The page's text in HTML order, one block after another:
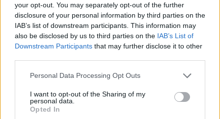
your opt-out. You may separately opt-out of the further
disclosure of your personal information by third parties on the
IAB’s list of downstream participants. This information may
also be disclosed by us to third parties on the IAB’s List of
Downstream Participants that may further disclose it to other
Please note that this website/app uses one or more Google
not limited to your visit or usage behaviour. You may click to
grant or deny consent to Google and its third-party tags to
use your data for below specified purposes in below Google
Personal Data Processing Opt Outs
I want to opt-out of the Sharing of my
personal data.
Opted In
Guía para evaluar RWA: custodios, oráculos, liquidez y riesgo
legal